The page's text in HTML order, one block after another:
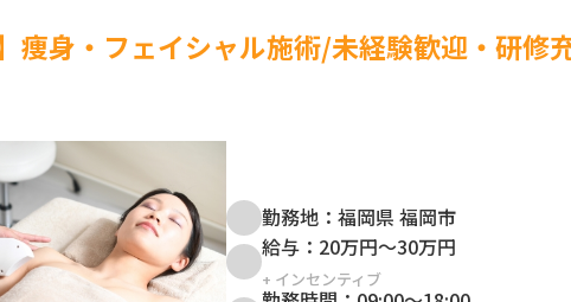
痩身・フェイシャル施術/未経験歓迎・研
勤務地： 福岡県 福岡市
給与： 20万円～30万円
+ インセンティブ